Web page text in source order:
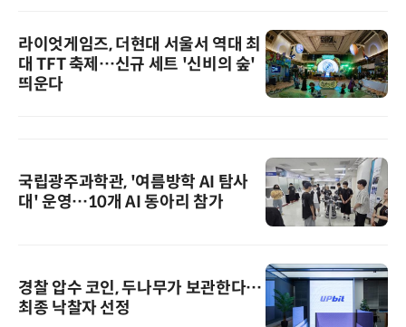
라이엇게임즈, 더현대 서울서 역대 최
대 TFT 축제…신규 세트 '신비의 숲'
띄운다
국립광주과학관, '여름방학 AI 탐사
대' 운영…10개 AI 동아리 참가
경찰 압수 코인, 두나무가 보관한다…
최종 낙찰자 선정